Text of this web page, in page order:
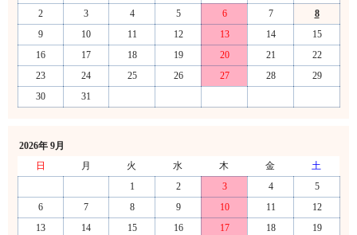
2
3 4 5 6 7
8
9
10 11 12 13 14
15
16
17 18 19 20 21
22
23
24 25 26 27 28
29
30
31
2026年 9月
日
月 火 水 木 金
土
1
2 3 4
5
6
7 8 9 10 11
12
13
14 15 16 17 18
19